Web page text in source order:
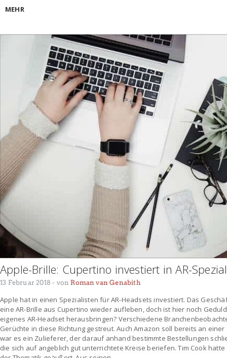
MEHR
Apple-Brille: Cupertino investiert in AR-
13 Februar 2018 - von Roman van Genabith
Apple hat in einen Spezialisten für AR-Headsets investiert. Das
eine AR-Brille aus Cupertino wieder aufleben, doch ist hier noch
eigenes AR-Headset herausbringen? Verschiedene
Gerüchte in diese Richtung gestreut. Auch Amazon soll bereits an
war es ein Zulieferer, der darauf anhand bestimmte Bestellungen
die sich auf angeblich gut unterrichtete Kreise beriefen. Tim Cook